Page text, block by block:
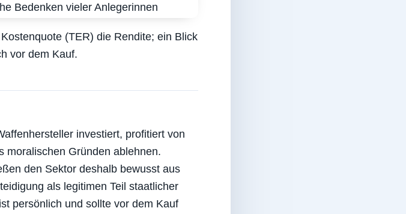
Bedenken vieler Anlegerinnen
(TER) die Rendite; ein Blick
vor dem Kauf.
investiert, profitiert von
moralischen Gründen ablehnen.
den Sektor deshalb bewusst aus
als legitimen Teil staatlicher
persönlich und sollte vor dem Kauf